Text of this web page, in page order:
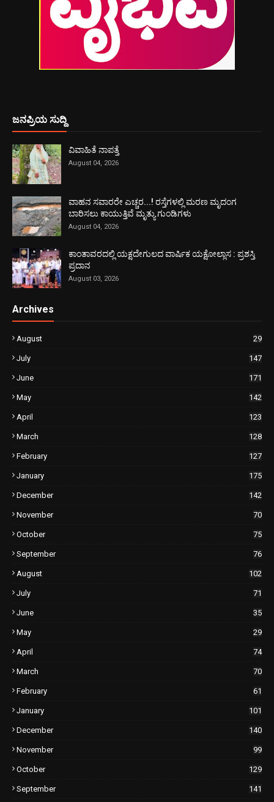
ಜನಪ್ರಿಯ ಸುದ್ದಿ
ವಿವಾಹಿತೆ ನಾಪತ್ತೆ
August 04, 2026
ವಾಹನ ಸವಾರರೇ ಎಚ್ಚರ...! ರಸ್ತೆಗಳಲ್ಲಿ ಮರಣ ಮೃದಂಗ
ಬಾರಿಸಲು ಕಾಯುತ್ತಿವೆ ಮೃತ್ಯು ಗುಂಡಿಗಳು
August 04, 2026
ಕಾಂತಾವರದಲ್ಲಿ ಯಕ್ಷದೇಗುಲದ ವಾರ್ಷಿಕ ಯಕ್ಷೋಲ್ಲಾಸ : ಪ್ರಶಸ್ತಿ
ಪ್ರದಾನ
August 03, 2026
Archives
August 29
July 147
June 171
May 142
April 123
March 128
February 127
January 175
December 142
November 70
October 75
September 76
August 102
July 71
June 35
May 29
April 74
March 70
February 61
January 101
December 140
November 99
October 129
September 141